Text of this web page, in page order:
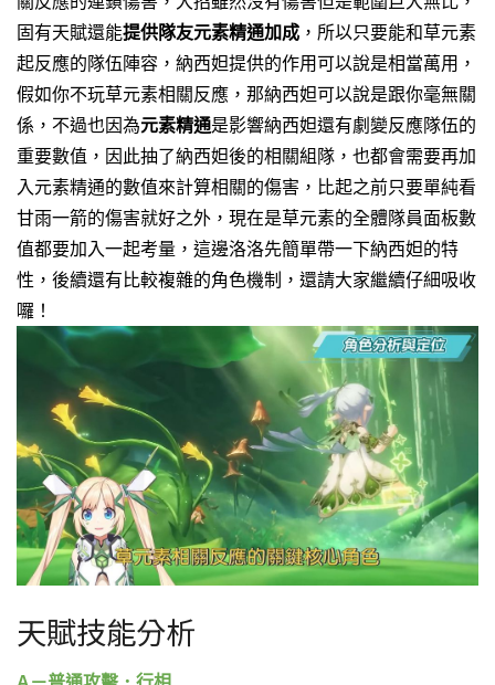
固有天賦還能提供隊友元素精通加成 ，所以只要能和草元素
起反應的隊伍陣容，納西妲提供的作用可以說是相當萬用，
假如你不玩草元素相關反應，那納西妲可以說是跟你毫無關
係，不過也因為元素精通是影響納西妲還有劇變反應隊伍的
重要數值，因此抽了納西妲後的相關組隊，也都會需要再加
入元素精通的數值來計算相關的傷害，比起之前只要單純看
甘雨一箭的傷害就好之外，現在是草元素的全體隊員面板數
值都要加入一起考量，這邊洛洛先簡單帶一下納西妲的特
性，後續還有比較複雜的角色機制，還請大家繼續仔細吸收
囉！
天賦技能分析